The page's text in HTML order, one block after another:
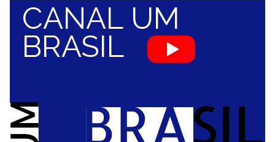
CANAL UM
BRASIL